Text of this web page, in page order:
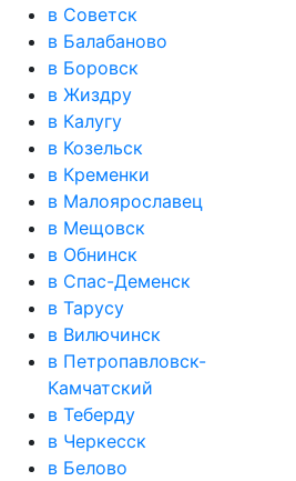
в Советск
в Балабаново
в Боровск
в Жиздру
в Калугу
в Козельск
в Кременки
в Малоярославец
в Мещовск
в Обнинск
в Спас-Деменск
в Тарусу
в Вилючинск
в Петропавловск-
Камчатский
в Теберду
в Черкесск
в Белово